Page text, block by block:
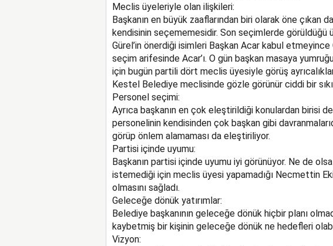
Meclis üyeleriyle olan ilişkileri:
Başkanın en büyük zaaflarından biri olarak öne çıkan
kendisinin seçememesidir. Son seçimlerde görüldüğü
Gürel’in önerdiği isimleri Başkan Acar kabul
seçim arifesinde Acar’ı. O gün başkan masaya
için bugün partili dört meclis üyesiyle görüş
Kestel Belediye meclisinde gözle görünür ciddi bir
Personel seçimi:
Ayrıca başkanın en çok eleştirildiği konulardan birisi de
personelinin kendisinden çok başkan gibi
görüp önlem alamaması da eleştiriliyor.
Partisi içinde uyumu:
Başkanın partisi içinde uyumu iyi görünüyor. Ne de
istemediği için meclis üyesi yapamadığı Necmettin
olmasını sağladı.
Geleceğe dönük yatırımlar:
Belediye başkanının geleceğe dönük hiçbir planı
kaybetmiş bir kişinin geleceğe dönük ne hedefleri
Vizyon: